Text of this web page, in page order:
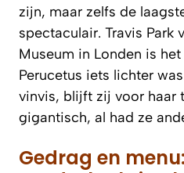
zijn, maar zelfs de
spectaculair. Travis Park
Museum in Londen is het
Perucetus iets lichter
vinvis, blijft zij voor haar
gigantisch, al had ze
Gedrag en menu: